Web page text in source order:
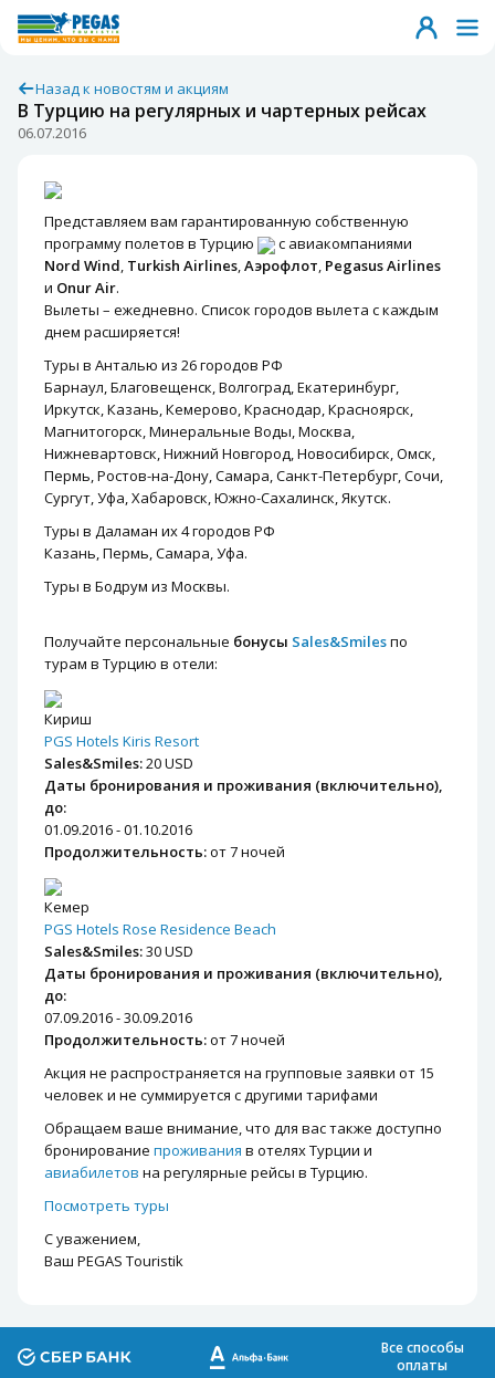
Назад к новостям и акциям
В Турцию на регулярных и чартерных рейсах
06.07.2016
Представляем вам гарантированную собственную
программу полетов в Турцию
с авиакомпаниями
Nord Wind, Turkish Airlines,Аэрофлот, Pegasus Airlines
и Onur Air.
Вылеты – ежедневно. Список городов вылета с каждым
днем расширяется!
Туры в Анталью из 26 городов РФ
Барнаул, Благовещенск, Волгоград, Екатеринбург,
Иркутск, Казань, Кемерово, Краснодар, Красноярск,
Магнитогорск, Минеральные Воды, Москва,
Нижневартовск, Нижний Новгород, Новосибирск, Омск,
Пермь, Ростов-на-Дону, Самара, Санкт-Петербург, Сочи,
Сургут, Уфа, Хабаровск, Южно-Сахалинск, Якутск.
Туры в Даламан их 4 городов РФ
Казань, Пермь, Самара, Уфа.
Туры в Бодрум из Москвы.
Получайте персональные бонусы Sales&Smilesпо
турам в Турцию в отели:
Кириш
PGS Hotels Kiris Resort
Sales&Smiles:20 USD
Даты бронирования и проживания (включительно),
до:
01.09.2016 - 01.10.2016
Продолжительность:от 7 ночей
Кемер
PGS Hotels Rose Residence Beach
Sales&Smiles:30 USD
Даты бронирования и проживания (включительно),
до:
07.09.2016 - 30.09.2016
Продолжительность:от 7 ночей
Акция не распространяется на групповые заявки от 15
человек и не суммируется с другими тарифами
Обращаем ваше внимание, что для вас также доступно
бронирование проживания в отелях Турции и
авиабилетов на регулярные рейсы в Турцию.
Посмотреть туры
С уважением,
Ваш PEGAS Touristik
Все способы
оплаты